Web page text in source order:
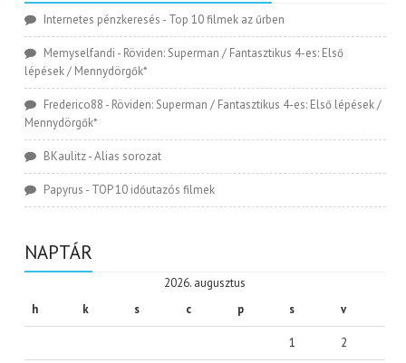
Internetes pénzkeresés - Top 10 filmek az űrben
Memyselfandi - Röviden: Superman / Fantasztikus 4-es: Első
lépések / Mennydörgők*
Frederico88 - Röviden: Superman / Fantasztikus 4-es: Első lépések /
Mennydörgők*
BKaulitz-Alias sorozat
Papyrus - TOP 10 időutazós filmek
NAPTÁR
2026. augusztus
h
k s c p s v
1 2